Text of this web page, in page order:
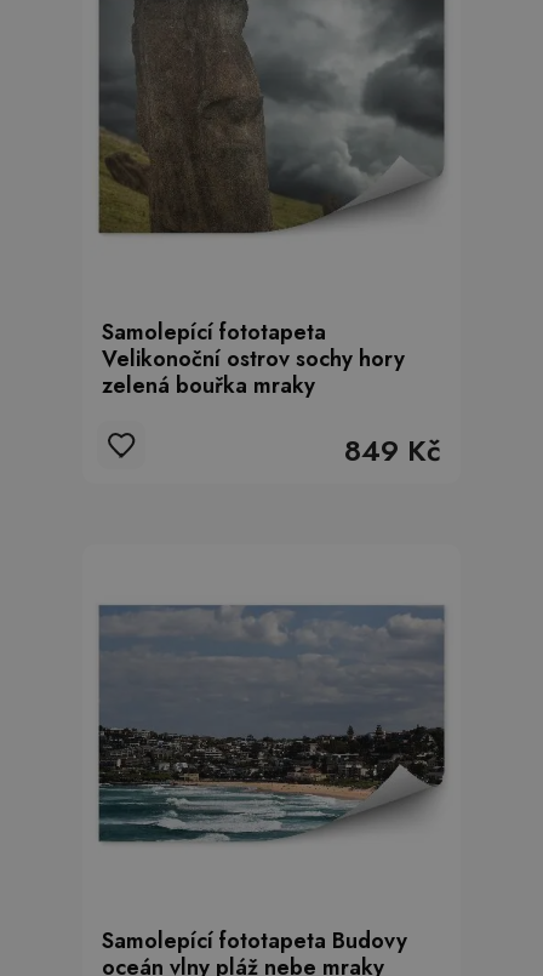
Samolepící fototapeta
Velikonoční ostrov sochy hory
zelená bouřka mraky
849 Kč
Samolepící fototapeta Budovy
oceán vlny pláž nebe mraky